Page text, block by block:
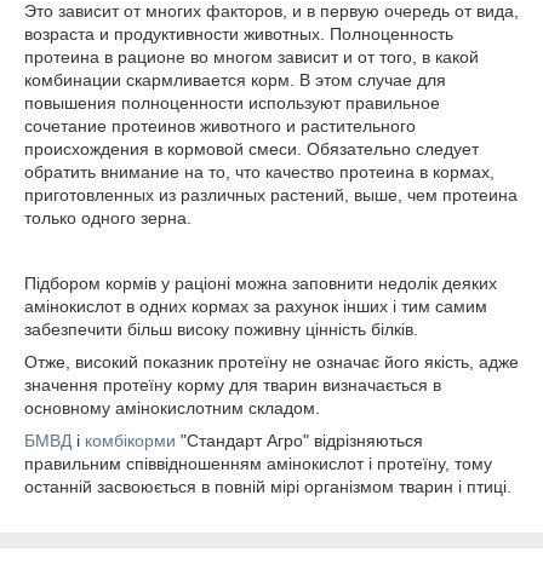
Это зависит от многих факторов, и в первую очередь от вида,
возраста и продуктивности животных. Полноценность
протеина в рационе во многом зависит и от того, в какой
комбинации скармливается корм. В этом случае для
повышения полноценности используют правильное
сочетание протеинов животного и растительного
происхождения в кормовой смеси. Обязательно следует
обратить внимание на то, что качество протеина в кормах,
приготовленных из различных растений, выше, чем протеина
только одного зерна.
Підбором кормів у раціоні можна заповнити недолік деяких
амінокислот в одних кормах за рахунок інших і тим самим
забезпечити більш високу поживну цінність білків.
Отже, високий показник протеїну не означає його якість, адже
значення протеїну корму для тварин визначається в
основному амінокислотним складом.
БМВД і комбікорми "Стандарт Агро" відрізняються
правильним співвідношенням амінокислот і протеїну, тому
останній засвоюється в повній мірі організмом тварин і птиці.